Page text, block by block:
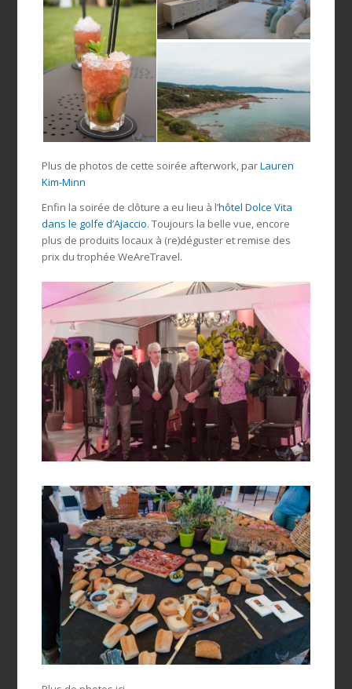
Plus de photos de cette soirée afterwork, parLauren
Kim-Minn
Enfin la soirée de clôture a eu lieu à l’hôtel Dolce Vita
dans le golfe d’Ajaccio. Toujours la belle vue, encore
plus de produits locaux à (re)déguster et remise des
prix du trophée WeAreTravel.